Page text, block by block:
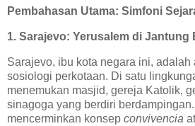
Pembahasan Utama: Simfoni
1. Sarajevo: Yerusalem di Jantung
Sarajevo, ibu kota negara ini,
sosiologi perkotaan. Di satu
menemukan masjid, gereja Katolik,
sinagoga yang berdiri
mencerminkan konsep convivencia